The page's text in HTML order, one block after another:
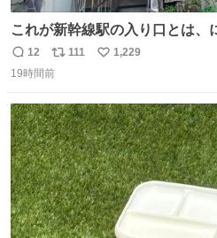
これが新幹線駅の入り口とは、
返
信
12
リ
ポ
ト
数
111
い
数
1,229
19時間前